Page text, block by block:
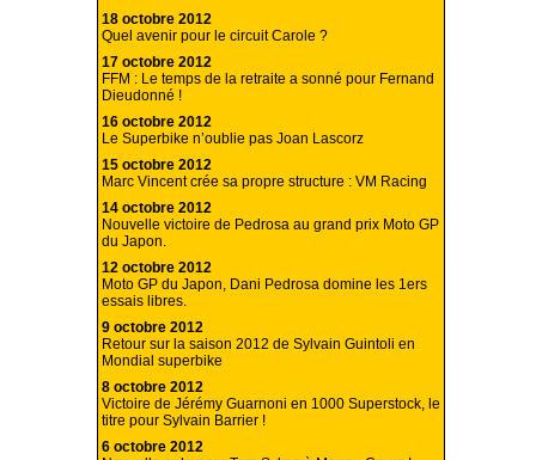
18 octobre 2012
Quel avenir pour le circuit Carole ?
17 octobre 2012
FFM : Le temps de la retraite a sonné pour Fernand
Dieudonné !
16 octobre 2012
Le Superbike n’oublie pas Joan Lascorz
15 octobre 2012
Marc Vincent crée sa propre structure : VM Racing
14 octobre 2012
Nouvelle victoire de Pedrosa au grand prix Moto GP
du Japon.
12 octobre 2012
Moto GP du Japon, Dani Pedrosa domine les 1ers
essais libres.
9 octobre 2012
Retour sur la saison 2012 de Sylvain Guintoli en
Mondial superbike
8 octobre 2012
Victoire de Jérémy Guarnoni en 1000 Superstock, le
titre pour Sylvain Barrier !
6 octobre 2012